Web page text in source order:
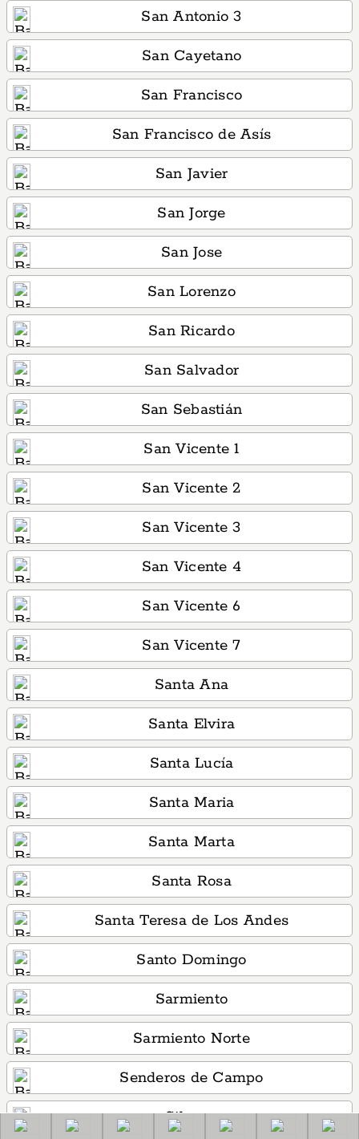
San Antonio 3
San Cayetano
San Francisco
San Francisco de Asís
San Javier
San Jorge
San Jose
San Lorenzo
San Ricardo
San Salvador
San Sebastián
San Vicente 1
San Vicente 2
San Vicente 3
San Vicente 4
San Vicente 6
San Vicente 7
Santa Ana
Santa Elvira
Santa Lucía
Santa Maria
Santa Marta
Santa Rosa
Santa Teresa de Los Andes
Santo Domingo
Sarmiento
Sarmiento Norte
Senderos de Campo
Silvana
Barrios: Guaymallén, Mendoza, Argentina: Barrios del